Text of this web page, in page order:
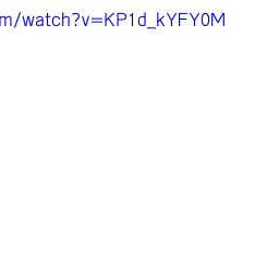
watch?v=KP1d_kYFY0M